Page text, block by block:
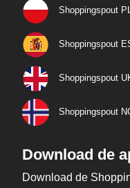
Shoppingspout PL
Shoppingspout
Shoppingspout
Shoppingspout
Download de
Download de